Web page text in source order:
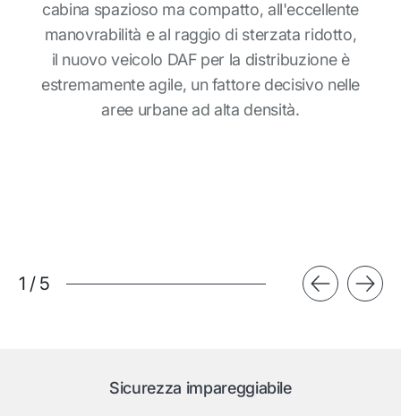
cabina spazioso ma compatto, all'eccellente
manovrabilità e al raggio di sterzata ridotto,
il nuovo veicolo DAF per la distribuzione è
estremamente agile, un fattore decisivo nelle
aree urbane ad alta densità.
1 / 5
Sicurezza impareggiabile